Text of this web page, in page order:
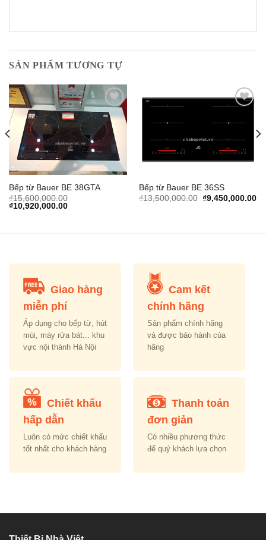
SẢN PHẨM TƯƠNG TỰ
Add to
Wishlist
Bếp từ Bauer BE 38GTA
₫15,600,000.00
Original
₫10,920,000.00Current
Wishlist
Bếp từ Bauer BE 36SS
₫13,500,000.00 Original
₫9,450,000.00
Giao hàng
miễn phí
Áp dụng cho bếp từ, hút
mùi, máy rửa bát... khu
vực nội thành Hà Nội
Cam kết
chính hãng
Sản phẩm chính hãng
và được bảo hành của
hãng
Chiết khấu
hấp dẫn
Luôn có mức chiết khấu
tốt nhất cho khách hàng
Thanh toán
đơn giản
Có nhiều phương thức
để quý khách lựa chọn